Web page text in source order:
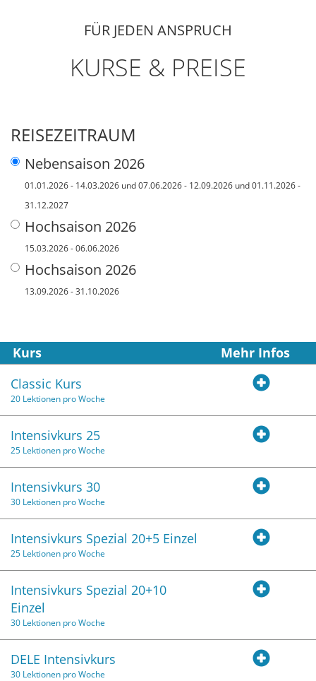
FÜR JEDEN ANSPRUCH
KURSE & PREISE
REISEZEITRAUM
Nebensaison 2026
01.01.2026 - 14.03.2026 und 07.06.2026 - 12.09.2026 und 01.11.2026 -
31.12.2027
Hochsaison 2026
15.03.2026 - 06.06.2026
Hochsaison 2026
13.09.2026 - 31.10.2026
Kurs
Mehr Infos
Classic Kurs
20 Lektionen pro Woche
Intensivkurs 25
25 Lektionen pro Woche
Intensivkurs 30
30 Lektionen pro Woche
Intensivkurs Spezial 20+5 Einzel
25 Lektionen pro Woche
Intensivkurs Spezial 20+10
Einzel
30 Lektionen pro Woche
DELE Intensivkurs
30 Lektionen pro Woche